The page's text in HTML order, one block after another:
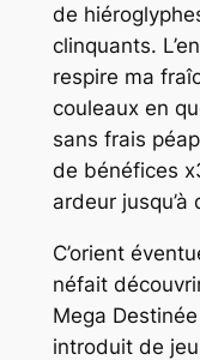
de
clinquants.
respire ma
couleaux en
sans frais
de bénéfices
ardeur
C’orient
néfait
Mega
introduit de